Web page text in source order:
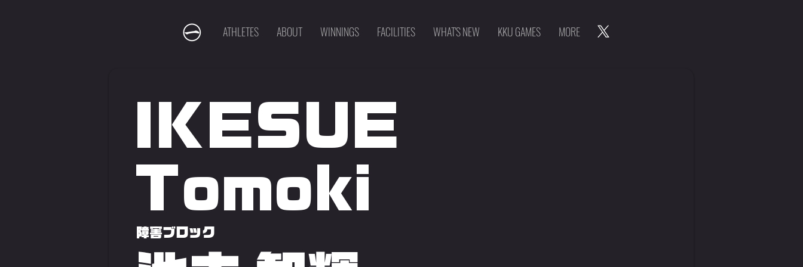
ATHLETES ABOUT WINNINGS FACILITIES WHAT'S NEW KKU GAMES MORE
IKESUE
Tomoki
障害ブロック